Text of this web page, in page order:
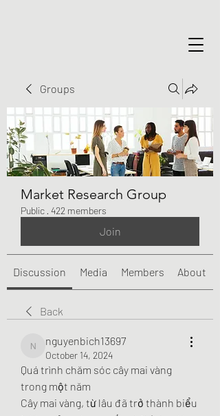
Groups
Market Research Group
Public · 422 members
Join
Discussion Media Members About
Back
nguyenbich13697
nguyenbich13697
October 14, 2024
Quá trình chăm sóc cây mai vàng
trong một năm
Cây mai vàng, từ lâu đã trở thành biểu